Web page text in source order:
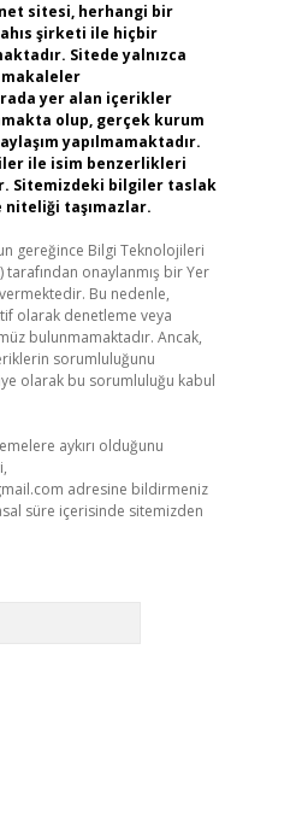
sitesi, herhangi bir
şirketi ile hiçbir
Sitede yalnızca
makaleler
yer alan içerikler
olup, gerçek kurum
yapılmamaktadır.
ile isim benzerlikleri
Sitemizdeki bilgiler taslak
taşımazlar.
gereğince Bilgi Teknolojileri
tarafından onaylanmış bir Yer
Bu nedenle,
olarak denetleme veya
bulunmamaktadır. Ancak,
sorumluluğunu
olarak bu sorumluluğu kabul
aykırı olduğunu
adresine bildirmeniz
süre içerisinde sitemizden